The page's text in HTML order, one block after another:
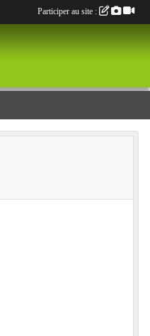
Participer au site :